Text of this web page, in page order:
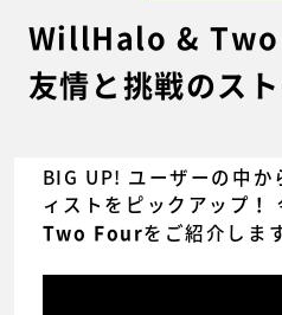
WillHalo & Two
友情と挑戦のス
BIG UP! ユーザーの中か
ィストをピックアップ！
Two Fourをご紹介しま